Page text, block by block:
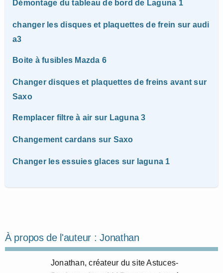
Démontage du tableau de bord de Laguna 1
changer les disques et plaquettes de frein sur audi
a3
Boite à fusibles Mazda 6
Changer disques et plaquettes de freins avant sur
Saxo
Remplacer filtre à air sur Laguna 3
Changement cardans sur Saxo
Changer les essuies glaces sur laguna 1
À propos de l'auteur :Jonathan
Jonathan, créateur du site Astuces-